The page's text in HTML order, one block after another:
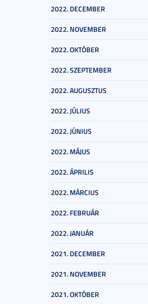
2022. DECEMBER
2022. NOVEMBER
2022. OKTÓBER
2022. SZEPTEMBER
2022. AUGUSZTUS
2022. JÚLIUS
2022. JÚNIUS
2022. MÁJUS
2022. ÁPRILIS
2022. MÁRCIUS
2022. FEBRUÁR
2022. JANUÁR
2021. DECEMBER
2021. NOVEMBER
2021. OKTÓBER